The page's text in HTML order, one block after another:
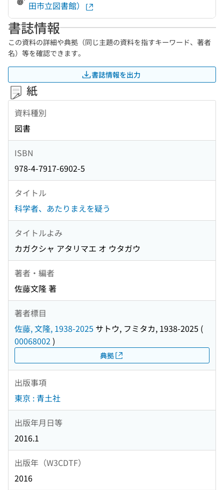
田市立図書館）
書誌情報
この資料の詳細や典拠（同じ主題の資料を指すキーワード、著者
名）等を確認できます。
書誌情報を出力
紙
資料種別
図書
ISBN
978-4-7917-6902-5
タイトル
科学者、あたりまえを疑う
タイトルよみ
カガクシャ アタリマエ オ ウタガウ
著者・編者
佐藤文隆 著
著者標目
佐藤, 文隆, 1938-2025 サトウ, フミタカ, 1938-2025 (
00068002 )
典拠
出版事項
東京 : 青土社
出版年月日等
2016.1
出版年（W3CDTF）
2016